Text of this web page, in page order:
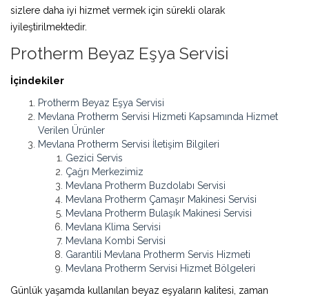
sizlere daha iyi hizmet vermek için sürekli olarak
iyileştirilmektedir.
Protherm Beyaz Eşya Servisi
İçindekiler
Protherm Beyaz Eşya Servisi
Mevlana Protherm Servisi Hizmeti Kapsamında Hizmet
Verilen Ürünler
Mevlana Protherm Servisi İletişim Bilgileri
Gezici Servis
Çağrı Merkezimiz
Mevlana Protherm Buzdolabı Servisi
Mevlana Protherm Çamaşır Makinesi Servisi
Mevlana Protherm Bulaşık Makinesi Servisi
Mevlana Klima Servisi
Mevlana Kombi Servisi
Garantili Mevlana Protherm Servis Hizmeti
Mevlana Protherm Servisi Hizmet Bölgeleri
Günlük yaşamda kullanılan beyaz eşyaların kalitesi, zaman